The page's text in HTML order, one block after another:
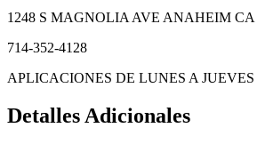
1248 S MAGNOLIA AVE ANAHEIM CA
714-352-4128
APLICACIONES DE LUNES A
Detalles Adicionales